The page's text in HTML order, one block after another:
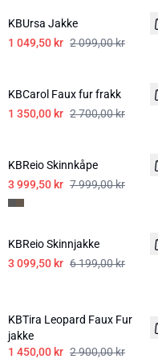
KBUrsa Jakke
1 049,50 kr 2 099,00 kr
KBCarol Faux fur frakk
1 350,00 kr 2 700,00 kr
KBReio Skinnkåpe
3 999,50 kr 7 999,00 kr
-50%
KBReio Skinnjakke
3 099,50 kr 6 199,00 kr
KBTira Leopard Faux Fur
jakke
1 450,00 kr 2 900,00 kr